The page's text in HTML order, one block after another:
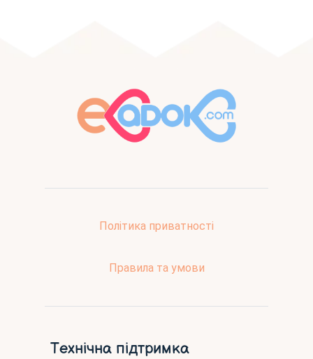
Політика приватності
Правила та умови
Технічна підтримка